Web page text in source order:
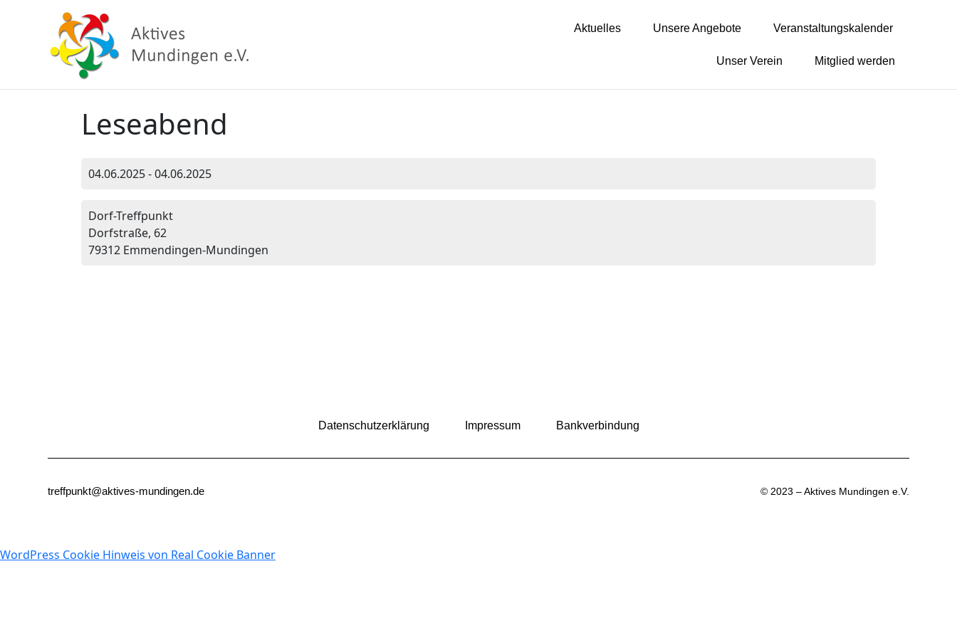
Aktuelles Unsere Angebote Veranstaltungskalender
Unser Verein Mitglied werden
Leseabend
04.06.2025 - 04.06.2025
Dorf-Treffpunkt
Dorfstraße, 62
79312 Emmendingen-Mundingen
Datenschutzerklärung Impressum Bankverbindung
treffpunkt@aktives-mundingen.de © 2023 – Aktives Mundingen e.V.
WordPress Cookie Hinweis von Real Cookie Banner